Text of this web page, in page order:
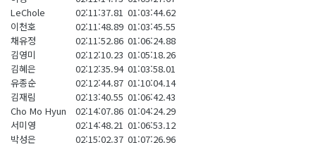
LeChole 02:11:37.81 01:03:44.62
이천호 02:11:48.89 01:03:45.55
채유정 02:11:52.86 01:06:24.88
김영미 02:12:10.23 01:05:18.26
김혜은 02:12:35.94 01:03:58.01
유종순 02:12:44.87 01:10:04.14
김재림 02:13:40.55 01:06:42.43
Cho Mo Hyun 02:14:07.86 01:04:24.29
서미영 02:14:48.21 01:06:53.12
박성은 02:15:02.37 01:07:26.96